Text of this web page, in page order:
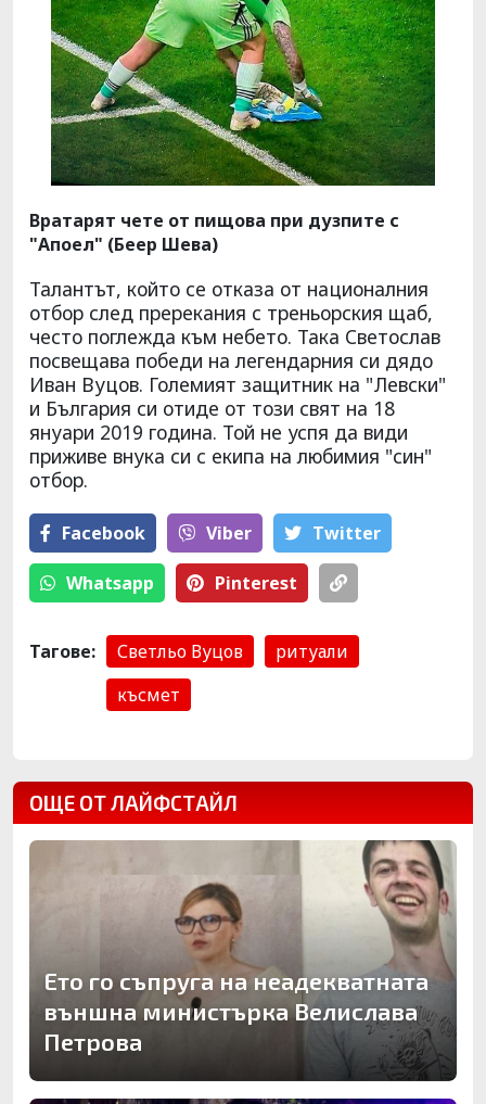
Вратарят чете от пищова при дузпите с
"Апоел" (Беер Шева)
Талантът, който се отказа от националния
отбор след пререкания с треньорския щаб,
често поглежда към небето. Така Светослав
посвещава победи на легендарния си дядо
Иван Вуцов. Големият защитник на "Левски"
и България си отиде от този свят на 18
януари 2019 година. Той не успя да види
приживе внука си с екипа на любимия "син"
отбор.
Facebook Viber Тwitter
Whatsapp Pinterest
Тагове: Светльо Вуцов
ритуали
късмет
ОЩЕ ОТ ЛАЙФСТАЙЛ
Ето го съпруга на неадекватната
външна министърка Велислава
Петрова